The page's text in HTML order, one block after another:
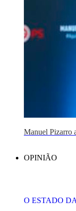
Manuel Pizarro
OPINIÃO
O ESTADO